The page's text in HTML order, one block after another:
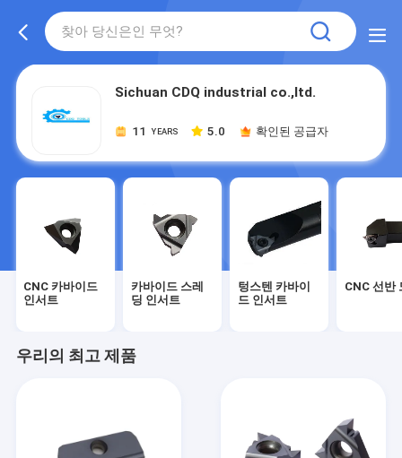
Sichuan CDQ industrial co.,ltd.
11 YEARS 5.0 확인된 공급자
CNC 카바이드
인서트
카바이드 스레
딩 인서트
텅스텐 카바이
드 인서트
CNC 선반
우리의 최고 제품